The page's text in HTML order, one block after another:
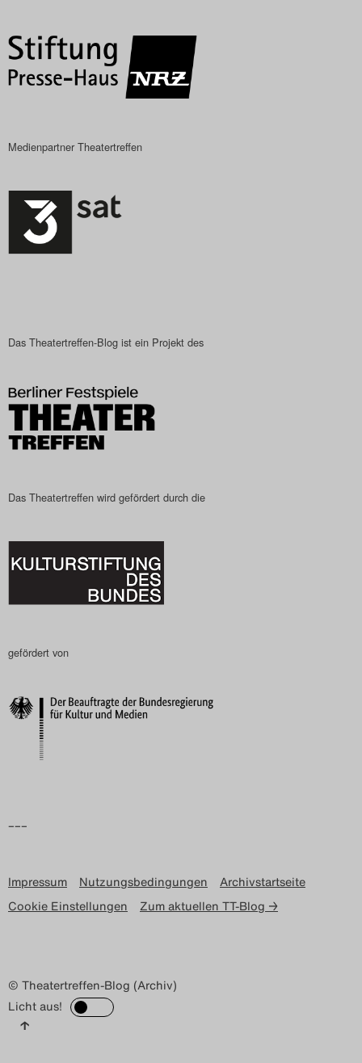
Medienpartner Theatertreffen
Das Theatertreffen-Blog ist ein Projekt des
Das Theatertreffen wird gefördert durch die
gefördert von
–––
Impressum Nutzungsbedingungen
Archivstartseite
Cookie Einstellungen
Zum aktuellen TT-Blog →
© Theatertreffen-Blog (Archiv)
Licht aus!
↑